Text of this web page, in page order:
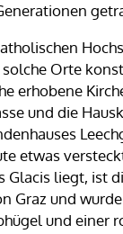
Orte
erhobene
und die
etwas
Glacis liegt, ist
Graz und
und einer